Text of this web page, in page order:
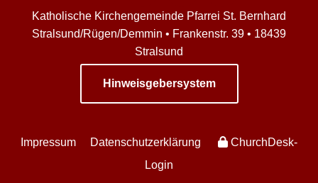
Katholische Kirchengemeinde Pfarrei St. Bernhard
Stralsund/Rügen/Demmin • Frankenstr. 39 • 18439
Stralsund
Hinweisgebersystem
Impressum Datenschutzerklärung
ChurchDesk-
Login